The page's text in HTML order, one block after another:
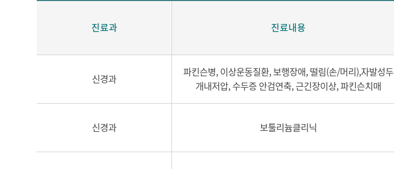
진료과 진료내용
신경과
파킨슨병, 이상운동질환, 보행장애, 떨림(손/머리),자발성두
개내저압, 수두증 안검연축, 근긴장이상, 파킨슨치매
신경과 보툴리늄클리닉